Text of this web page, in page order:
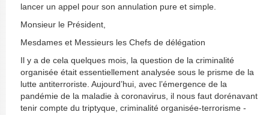
lancer un appel pour son annulation pure et simple.
Monsieur le Président,
Mesdames et Messieurs les Chefs de délégation
Il y a de cela quelques mois, la question de la criminalité
organisée était essentiellement analysée sous le prisme de la
lutte antiterroriste. Aujourd’hui, avec l’émergence de la
pandémie de la maladie à coronavirus, il nous faut dorénavant
tenir compte du triptyque, criminalité organisée-terrorisme -